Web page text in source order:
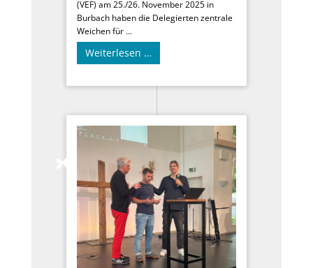
(VEF) am 25./26. November 2025 in
Burbach haben die Delegierten zentrale
Weichen für ...
Weiterlesen …